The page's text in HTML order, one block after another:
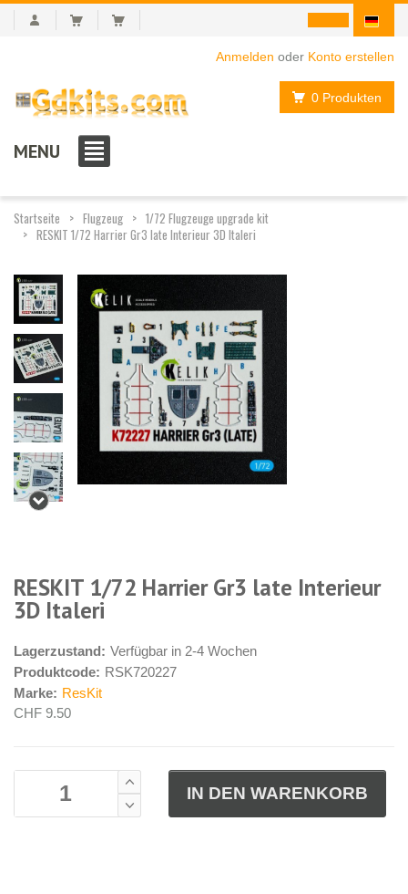
Anmelden oder Konto erstellen
0 Produkten
MENU
Startseite Flugzeug
1/72 Flugzeuge upgrade kit
RESKIT 1/72 Harrier Gr3 late Interieur 3D Italeri
RESKIT 1/72 Harrier Gr3 late Interieur
3D Italeri
Lagerzustand: Verfügbar in 2-4 Wochen
Produktcode: RSK720227
Marke: ResKit
CHF 9.50